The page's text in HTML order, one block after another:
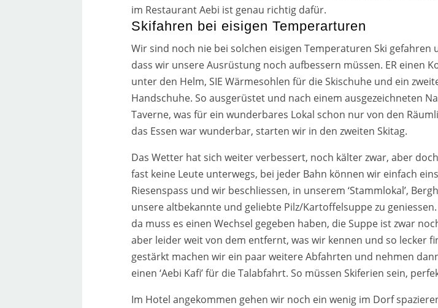
im Restaurant Aebi ist genau rich­tig dafür.
Skifahren bei eisigen Temperarturen
Wir sind noch nie bei sol­chen eisi­gen Temperaturen Ski gefah­ren
dass wir unse­re Ausrüstung noch auf­bes­sern müs­sen. ER einen
unter den Helm, SIE Wärmesohlen für die Skischuhe und ein
Handschuhe. So aus­ge­rüs­tet und nach einem aus­ge­zeich­ne­ten
Taverne, was für ein wun­der­ba­res Lokal schon nur von den
das Essen war wun­der­bar, star­ten wir in den zwei­ten Skitag.
Das Wetter hat sich wei­ter ver­bes­sert, noch käl­ter zwar, aber
fast kei­ne Leute unter­wegs, bei jeder Bahn kön­nen wir ein­fach
Riesenspass und wir beschlies­sen, in unse­rem ‘Stammlokal’,
unse­re alt­be­kann­te und gelieb­te Pilz/Kartoffelsuppe zu
da muss es einen Wechsel gege­ben haben, die Suppe ist zwar
aber lei­der weit von dem ent­fernt, was wir ken­nen und so lecker
gestärkt machen wir ein paar wei­te­re Abfahrten und neh­men
einen ‘Aebi Kafi’ für die Talabfahrt. So müs­sen Skiferien sein,
Im Hotel ange­kom­men gehen wir noch ein wenig im Dorf